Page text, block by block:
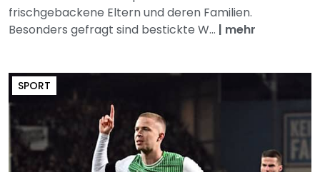
frischgebackene Eltern und deren Familien.
Besonders gefragt sind bestickte W... | mehr
SPORT